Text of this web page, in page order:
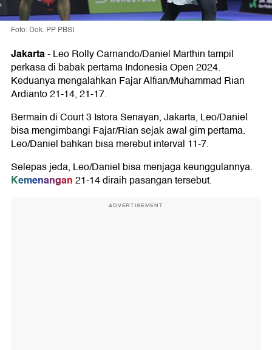
Foto: Dok. PP PBSI
Jakarta-Leo Rolly Carnando/Daniel Marthin tampil
perkasa di babak pertama Indonesia Open 2024.
Keduanya mengalahkan Fajar Alfian/Muhammad Rian
Ardianto 21-14, 21-17.
Bermain di Court 3 Istora Senayan, Jakarta, Leo/Daniel
bisa mengimbangi Fajar/Rian sejak awal gim pertama.
Leo/Daniel bahkan bisa merebut interval 11-7.
Selepas jeda, Leo/Daniel bisa menjaga keunggulannya.
Kemenangan21-14 diraih pasangan tersebut.
ADVERTISEMENT